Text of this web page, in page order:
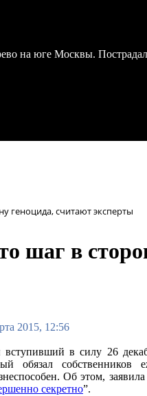
на юге Москвы.
геноцида, считают эксперты
шаг в
2015, 12:56
вступивший в силу 26
обязал собственников
Об этом,
секретно”.